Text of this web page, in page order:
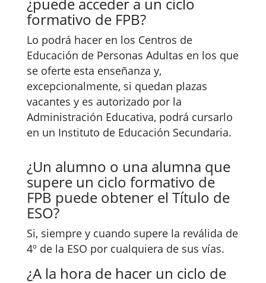
formativo de FPB?
Lo podrá hacer en los Centros de
Educación de Personas Adultas en los que
se oferte esta enseñanza y,
excepcionalmente, si quedan plazas
vacantes y es autorizado por la
Administración Educativa, podrá cursarlo
en un Instituto de Educación Secundaria.
¿Un alumno o una alumna que
supere un ciclo formativo de
FPB puede obtener el Título de
ESO?
Si, siempre y cuando supere la reválida de
4º de la ESO por cualquiera de sus vías.
¿A la hora de hacer un ciclo de